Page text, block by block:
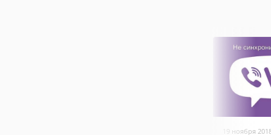
19 ноября